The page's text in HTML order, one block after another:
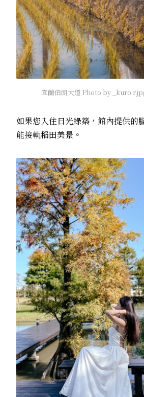
宜蘭伯朗大道 Photo by
如果您入住日光綠築，館內提供的
能接軌稻田美景。